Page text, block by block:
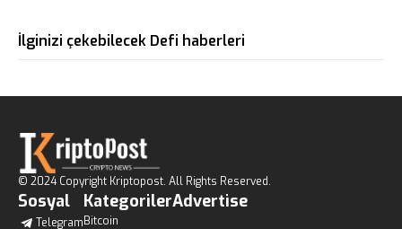
İlginizi çekebilecek Defi haberleri
© 2024 Copyright Kriptopost. All Rights Reserved.
Sosyal
Telegram
Kategoriler
Bitcoin
Advertise